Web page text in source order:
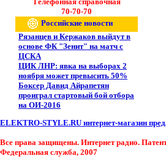
70-70-70
Российские новости
Рязанцев и Кержаков выйдут в
основе ФК "Зенит" на матч с
ЦСКА
ЦИК ЛНР: явка на выборах 2
ноября может превысить 50%
Боксер Давид Айрапетян
проиграл стартовый бой отбора
на ОИ-2016
ELEKTRO-STYLE.RU интернет-магазин
Все права защищены. Интернет радио.
Федеральная служба, 2007